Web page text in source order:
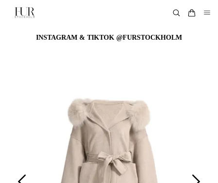
INSTAGRAM & TIKTOK @FURSTOCKHOLM